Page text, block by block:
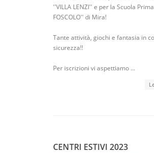
''VILLA LENZI'' e per la Scuola
FOSCOLO'' di Mira!
Tante attività, giochi e fantasia in
sicurezza!!
Per iscrizioni vi aspettiamo ...
CENTRI ESTIVI 2023